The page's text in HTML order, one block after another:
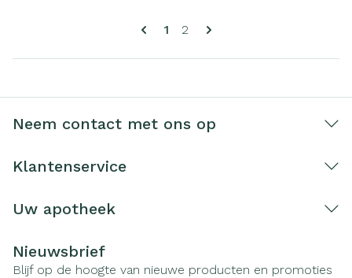
U lees momenteel pagina
1 Pagina
2
Neem contact met ons op
Klantenservice
Uw apotheek
Nieuwsbrief
Blijf op de hoogte van nieuwe producten en promoties